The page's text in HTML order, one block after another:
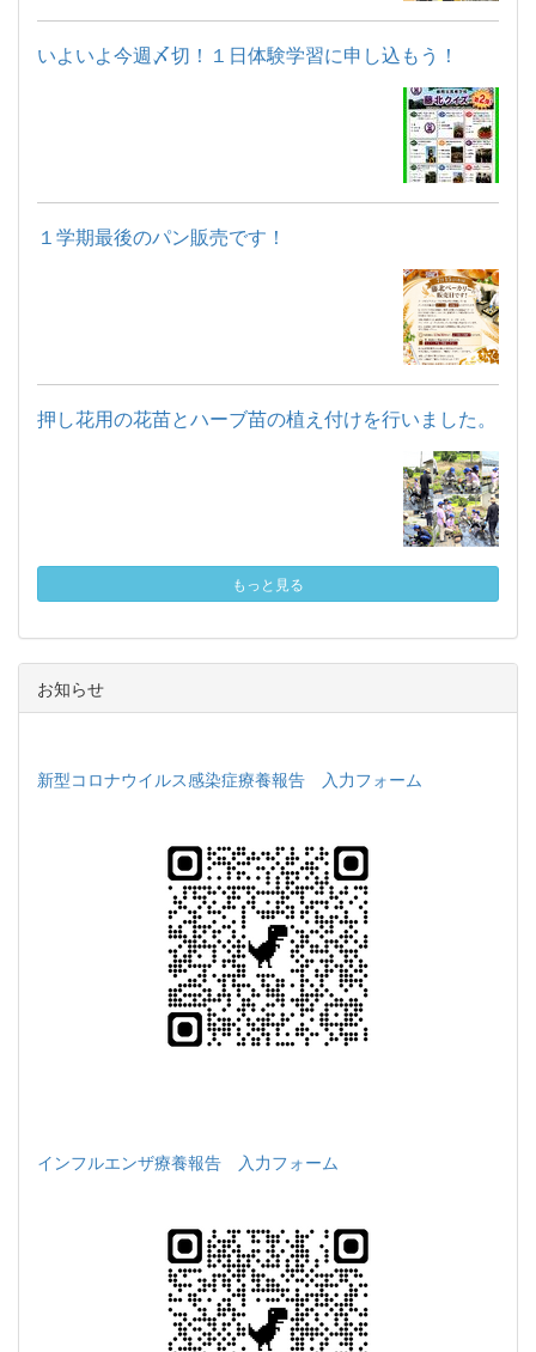
いよいよ今週〆切！１日体験学習に申し込もう！
１学期最後のパン販売です！
押し花用の花苗とハーブ苗の植え付けを行いました。
もっと見る
お知らせ
新型コロナウイルス感染症療養報告 入力フォーム
インフルエンザ療養報告 入力フォーム